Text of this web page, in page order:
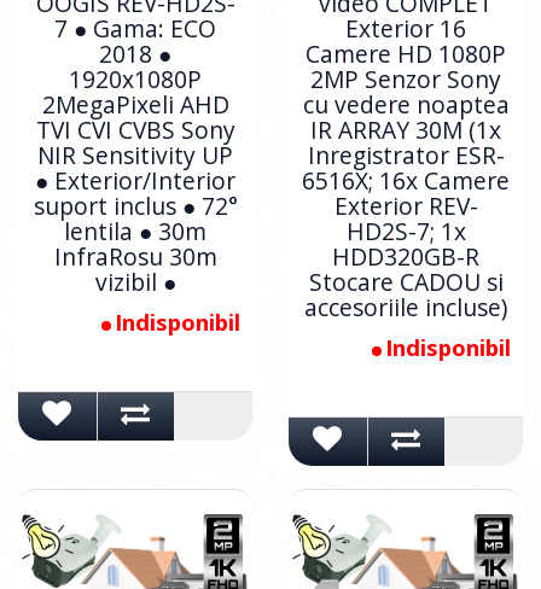
7 ● Gama: ECO
2018 ●
1920x1080P
2MegaPixeli AHD
TVI CVI CVBS Sony
NIR Sensitivity UP
● Exterior/Interior
suport inclus ● 72°
lentila ● 30m
InfraRosu 30m
vizibil ●
Indisponibil
Exterior 16
Camere HD 1080P
2MP Senzor Sony
cu vedere noaptea
IR ARRAY 30M (1x
Inregistrator ESR-
6516X; 16x Camere
Exterior REV-
HD2S-7; 1x
HDD320GB-R
Stocare CADOU si
accesoriile incluse)
Indisponibil